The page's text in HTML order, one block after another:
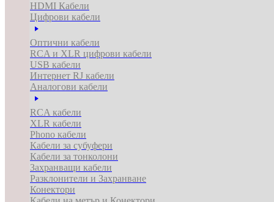
HDMI Кабели
Цифрови кабели
Оптични кабели
RCA и XLR цифрови кабели
USB кабели
Интернет RJ кабели
Аналогови кабели
RCA кабели
XLR кабели
Phono кабели
Кабели за субуфери
Кабели за тонколони
Захранващи кабели
Разклонители и Захранване
Конектори